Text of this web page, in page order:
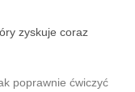
zyskuje coraz
poprawnie ćwiczyć